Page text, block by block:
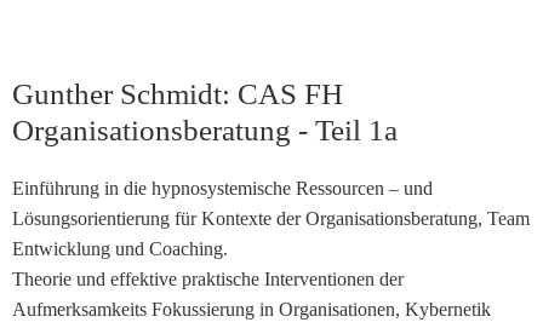
Gunther Schmidt: CAS FH
Organisationsberatung - Teil 1a
Einführung in die hypnosystemische Ressourcen – und
Lösungsorientierung für Kontexte der Organisationsberatung, Team
Entwicklung und Coaching.
Theorie und effektive praktische Interventionen der
Aufmerksamkeits Fokussierung in Organisationen, Kybernetik